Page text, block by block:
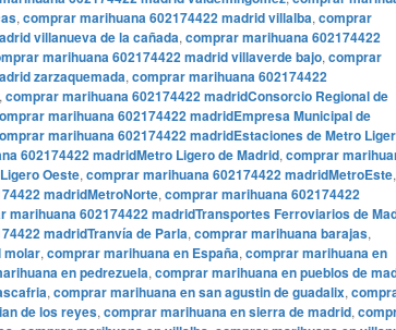
, comprar marihuana 602174422 madrid villalba, comprar
villanueva de la cañada, comprar marihuana 602174422
marihuana 602174422 madrid villaverde bajo, comprar
zarzaquemada, comprar marihuana 602174422
, comprar marihuana 602174422 madridConsorcio Regional de
marihuana 602174422 madridEmpresa Municipal de
marihuana 602174422 madridEstaciones de Metro
602174422 madridMetro Ligero de Madrid, comprar
Oeste, comprar marihuana 602174422 madridMetroEste,
madridMetroNorte, comprar marihuana 602174422
marihuana 602174422 madridTransportes Ferroviarios de
madridTranvía de Parla, comprar marihuana barajas,
molar, comprar marihuana en España, comprar marihuana en
en pedrezuela, comprar marihuana en pueblos de
, comprar marihuana en san agustin de guadalix,
de los reyes, comprar marihuana en sierra de madrid,